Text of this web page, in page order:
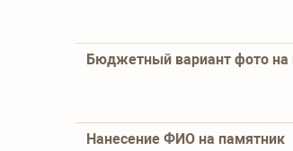
Бюджетный вариант фото
Нанесение ФИО на памятник